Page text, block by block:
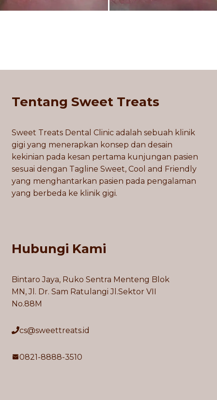
Tentang Sweet Treats
Sweet Treats Dental Clinic adalah sebuah klinik
gigi yang menerapkan konsep dan desain
kekinian pada kesan pertama kunjungan pasien
sesuai dengan Tagline Sweet, Cool and Friendly
yang menghantarkan pasien pada pengalaman
yang berbeda ke klinik gigi.
Hubungi Kami
Bintaro Jaya, Ruko Sentra Menteng Blok
MN, Jl. Dr. Sam Ratulangi Jl.Sektor VII
No.88M
cs@sweettreats.id
0821-8888-3510